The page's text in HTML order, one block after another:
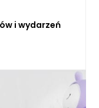
i wydarzeń